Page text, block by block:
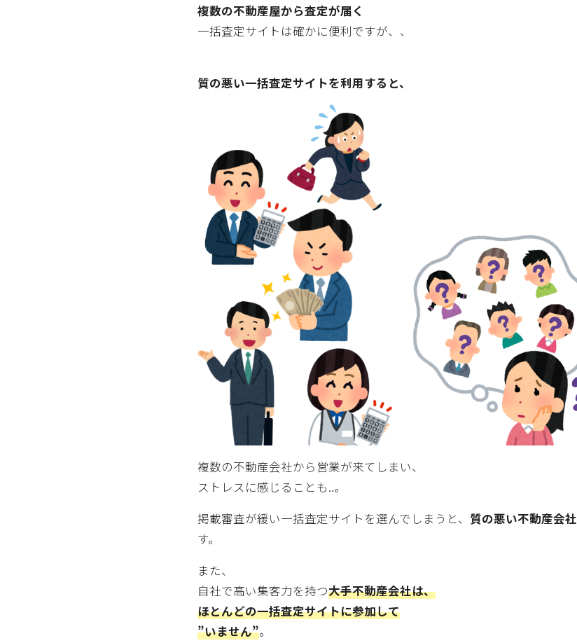
複数の不動産屋から査定が届く
一括査定サイトは確かに便利ですが、、
質の悪い一括査定サイトを利用すると、
複数の不動産会社から営業が来てしまい、
ストレスに感じることも..。
掲載審査が緩い一括査定サイトを選んでしまうと、 質の悪い不動産会社
す。
また、
自社で高い集客力を持つ大手不動産会社は、
ほとんどの一括査定サイトに参加して
”いません”。